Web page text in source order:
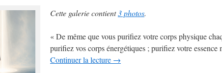
Cette galerie contient3 photos.
« De même que vous purifiez votre corps physique
purifiez vos corps énergétiques ; purifiez votre essence
Continuer la lecture →